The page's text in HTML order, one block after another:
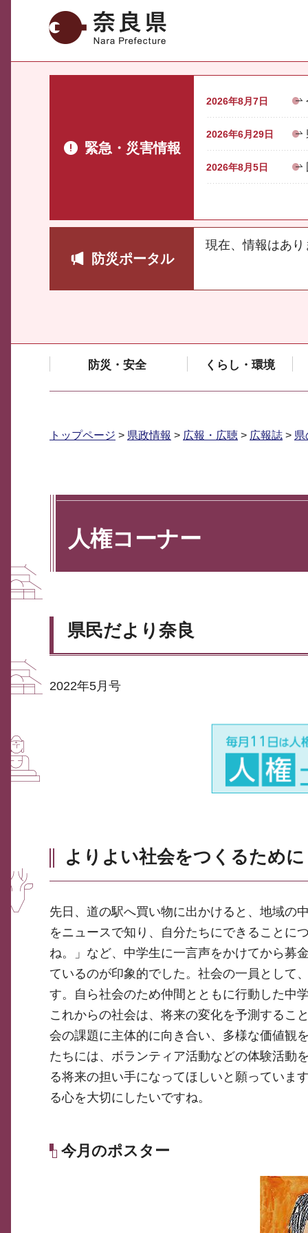
奈良県
緊急・災害情報
2026年8月7日
2026年6月29日
2026年8月5日
防災ポータル
現在、情報はあり
防災・安全 くらし・環境
トップページ > 県政情報 > 広報・広聴 > 広報誌 > 県
人権コーナー
県民だより奈良
2022年5月号
よりよい社会をつくるために
先日、道の駅へ買い物に出かけると、地域の
をニュースで知り、自分たちにできることに
ね。」など、中学生に一言声をかけてから募
ているのが印象的でした。社会の一員として
す。自ら社会のため仲間とともに行動した中
これからの社会は、将来の変化を予測するこ
会の課題に主体的に向き合い、多様な価値観
たちには、ボランティア活動などの体験活動
る将来の担い手になってほしいと願っていま
る心を大切にしたいですね。
今月のポスター